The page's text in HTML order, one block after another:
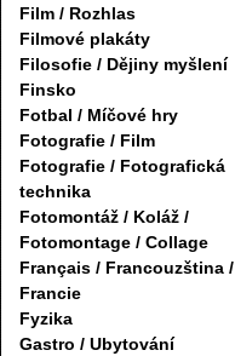
Film / Rozhlas
Filmové plakáty
Filosofie / Dějiny myšlení
Finsko
Fotbal / Míčové hry
Fotografie / Film
Fotografie / Fotografická
technika
Fotomontáž / Koláž /
Fotomontage / Collage
Français / Francouzština /
Francie
Fyzika
Gastro / Ubytování